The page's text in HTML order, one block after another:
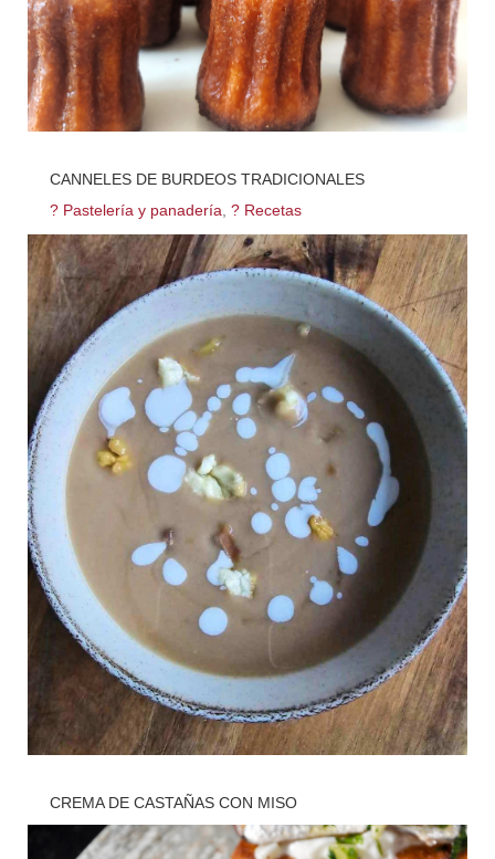
CANNELES DE BURDEOS TRADICIONALES
? Pastelería y panadería ? Recetas
CREMA DE CASTAÑAS CON MISO
? Cocina,? Cocina saludable ,? Recetas